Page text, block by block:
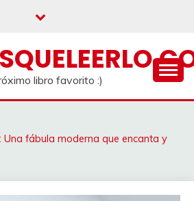
libro favorito :)
Una fábula moderna que encanta y